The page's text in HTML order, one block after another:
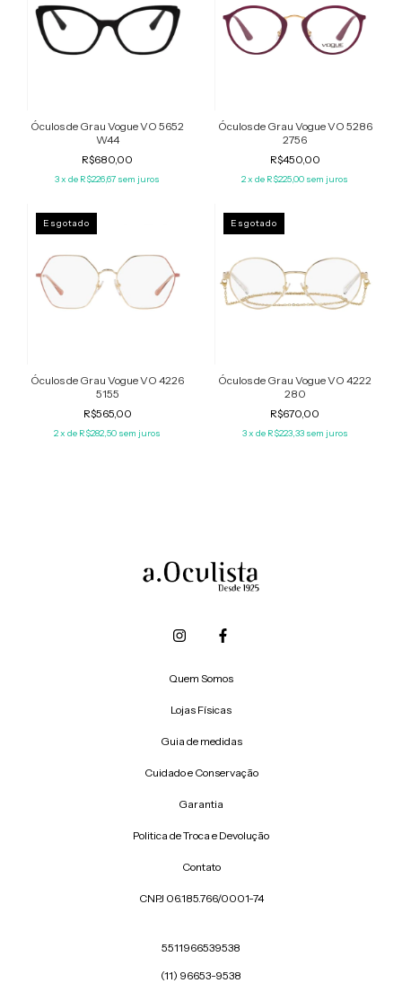
Óculos de Grau Vogue VO 5652
W44
R$680,00
3x de R$226,67 sem juros
Óculos de Grau Vogue VO 5286
2756
R$450,00
2x de R$225,00 sem juros
Esgotado
Óculos de Grau Vogue VO 4226
5155
R$565,00
2x de R$282,50 sem juros
Esgotado
Óculos de Grau Vogue VO 4222
280
R$670,00
3x de R$223,33 sem juros
Quem Somos
Lojas Físicas
Guia de medidas
Cuidado e Conservação
Garantia
Politica de Troca e Devolução
Contato
CNPJ 06.185.766/0001-74
5511966539538
(11) 96653-9538